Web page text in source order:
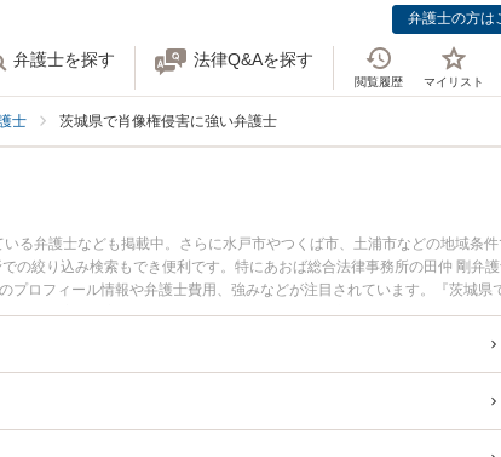
弁護士の方は
弁護士を探す 法律Q&Aを探す
閲覧履歴 マイリスト
士 茨城県で肖像権侵害に強い弁護士
る弁護士なども掲載中。さらに水戸市やつくば市、土浦市などの地域条件
の絞り込み検索もでき便利です。特にあおば総合法律事務所の田仲 剛弁
ロフィール情報や弁護士費用、強みなどが注目されています。『茨城県
解決の実績豊富な近くの弁護士を検索したい』『初回相談無料で肖像権侵